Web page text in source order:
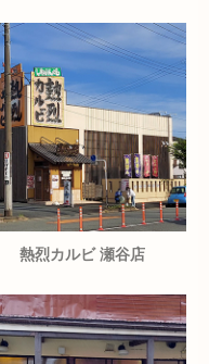
熱烈カルビ 瀬谷店